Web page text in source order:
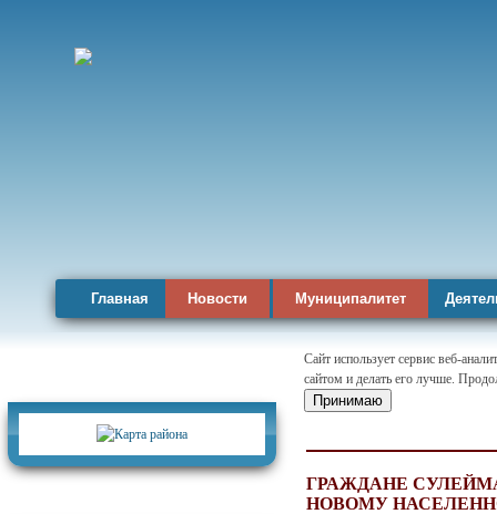
Главная Новости Муниципалитет
Сайт использует сервис веб-
сайтом и делать его лучше.
Принимаю
ГРАЖДАНЕ
НОВОМУ